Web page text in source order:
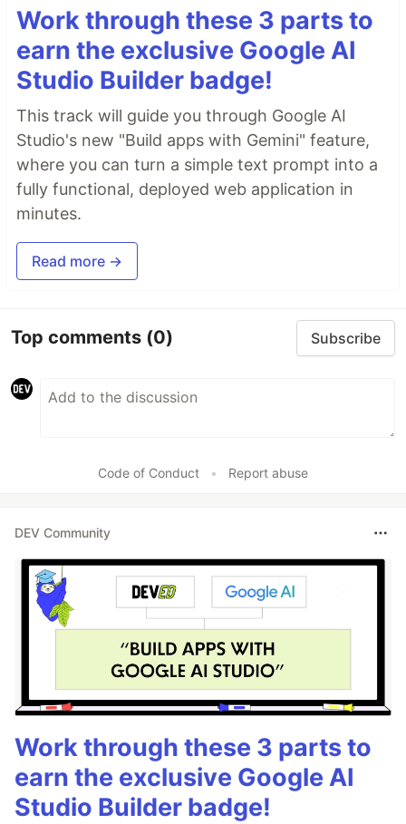
Work through these 3 parts to
earn the exclusive Google AI
Studio Builder badge!
This track will guide you through Google AI
Studio's new "Build apps with Gemini" feature,
where you can turn a simple text prompt into a
fully functional, deployed web application in
minutes.
Read more →
Top comments (0) Subscribe
Code of Conduct • Report abuse
DEV Community
Work through these 3 parts to
earn the exclusive Google AI
Studio Builder badge!